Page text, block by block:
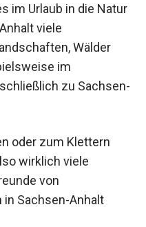
im Urlaub in die Natur
viele
Wälder
im
zu Sachsen-
oder zum Klettern
wirklich viele
von
Sachsen-Anhalt